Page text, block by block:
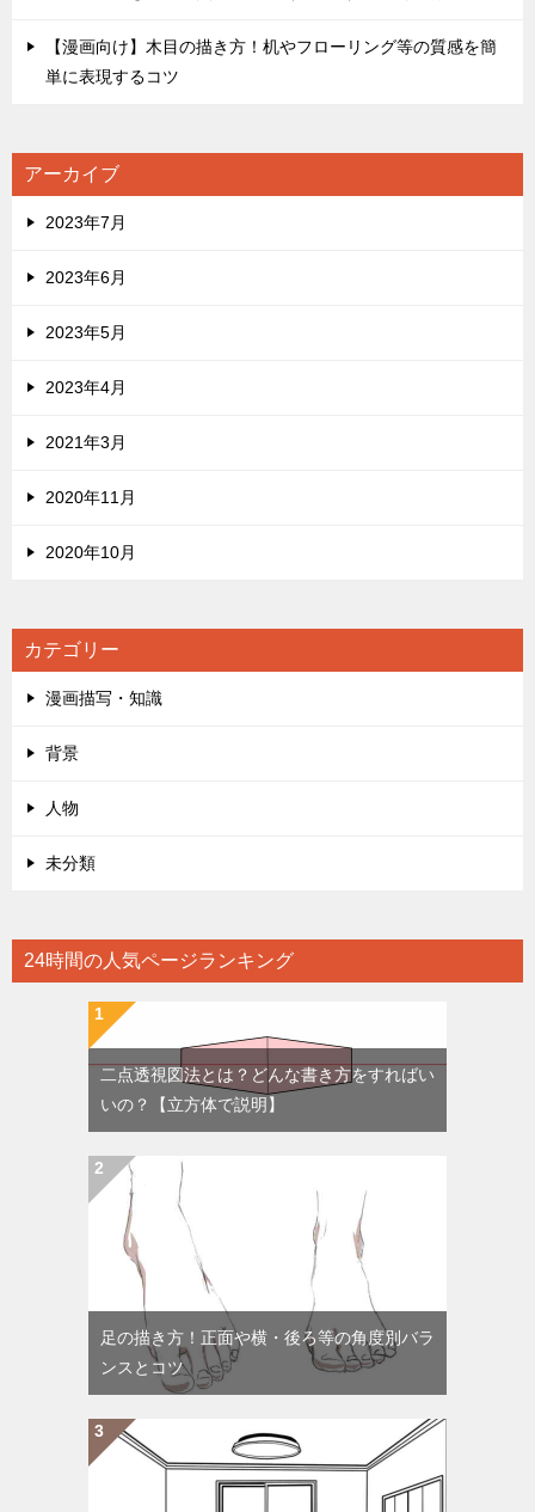
【漫画向け】木目の描き方！机やフローリング等の質感を簡
単に表現するコツ
アーカイブ
2023年7月
2023年6月
2023年5月
2023年4月
2021年3月
2020年11月
2020年10月
カテゴリー
漫画描写・知識
背景
人物
未分類
24時間の人気ページランキング
二点透視図法とは？どんな書き方をすればい
いの？【立方体で説明】
足の描き方！正面や横・後ろ等の角度別バラ
ンスとコツ